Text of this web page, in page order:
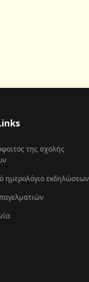
της σχολής
ημερολόγιο εκδηλώσεων